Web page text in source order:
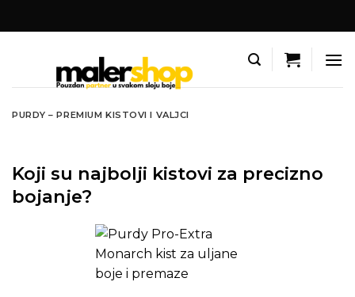
PURDY – PREMIUM KISTOVI I VALJCI
Koji su najbolji kistovi za precizno
bojanje?